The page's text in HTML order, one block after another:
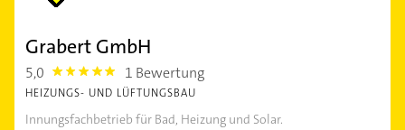
Grabert GmbH
5,0 5.0 1 Bewertung
HEIZUNGS- UND LÜFTUNGSBAU
Innungsfachbetrieb für Bad, Heizung und Solar.